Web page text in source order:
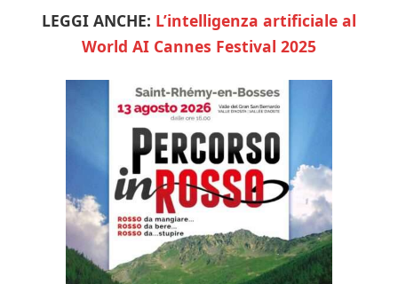
LEGGI ANCHE: L’intelligenza artificiale al
World AI Cannes Festival 2025